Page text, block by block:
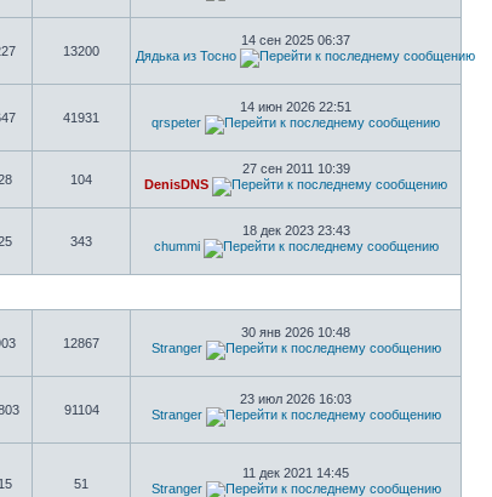
13200
14 сен 2025 06:37
Дядька из Тосно
41931
14 июн 2026 22:51
qrspeter
104
27 сен 2011 10:39
DenisDNS
343
18 дек 2023 23:43
chummi
12867
30 янв 2026 10:48
Stranger
91104
23 июл 2026 16:03
Stranger
15 51
11 дек 2021 14:45
Stranger